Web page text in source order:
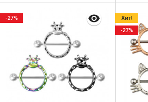
-27%
Хит!
-27%